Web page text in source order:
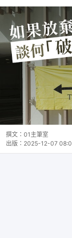
撰文： 01主筆室
出版： 2025-12-07